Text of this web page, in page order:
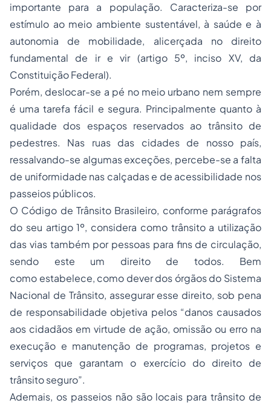
importante para a população. Caracteriza-se por
estímulo ao meio ambiente sustentável, à saúde e à
autonomia de mobilidade, alicerçada no direito
fundamental de ir e vir (artigo 5º, inciso XV, da
Constituição Federal).
Porém, deslocar-se a pé no meio urbano nem sempre
é uma tarefa fácil e segura. Principalmente quanto à
qualidade dos espaços reservados ao trânsito de
pedestres. Nas ruas das cidades de nosso país,
ressalvando-se algumas exceções, percebe-se a falta
de uniformidade nas calçadas e de acessibilidade nos
passeios públicos.
O Código de Trânsito Brasileiro, conforme parágrafos
do seu artigo 1º, considera como trânsito a utilização
das vias também por pessoas para fins de circulação,
sendo este um direito de todos. Bem
como estabelece, como dever dos órgãos do Sistema
Nacional de Trânsito, assegurar esse direito, sob pena
de responsabilidade objetiva pelos “danos causados
aos cidadãos em virtude de ação, omissão ou erro na
execução e manutenção de programas, projetos e
serviços que garantam o exercício do direito de
trânsito seguro”.
Ademais, os passeios não são locais para trânsito de